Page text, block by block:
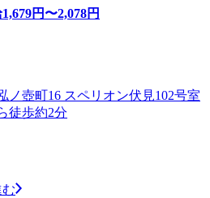
1,679円〜2,078円
ノ壺町16 スペリオン伏見102号室
徒歩約2分